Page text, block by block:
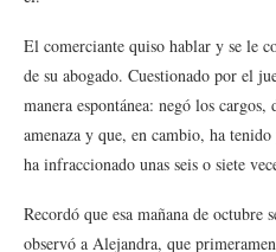
El comerciante quiso hablar y se le
de su abogado. Cuestionado por el
manera espontánea: negó los
amenaza y que, en cambio, ha
ha infraccionado unas seis o siete
Recordó que esa mañana de octubre
observó a Alejandra, que